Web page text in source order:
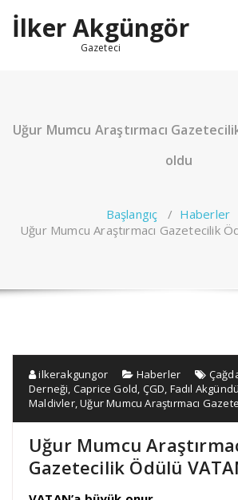
geçİlker Akgüngör
Gazeteci
Uğur Mumcu Araştırmacı
oldu
Başlangıç / Haberler
Uğur Mumcu Araştırmacı Gazetecilik
ilkerakgungor Haberler
Derneği, Caprice Gold, ÇGD, Fadıl
Maldivler,Uğur Mumcu Araştırmacı
Uğur Mumcu
Gazetecilik Ödülü